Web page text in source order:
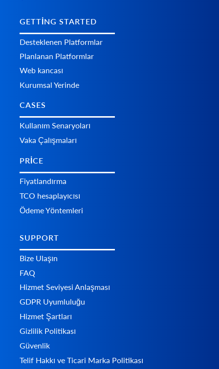
GETTING STARTED
Desteklenen Platformlar
Planlanan Platformlar
Web kancası
Kurumsal Yerinde
CASES
Kullanım Senaryoları
Vaka Çalışmaları
PRICE
Fiyatlandırma
TCO hesaplayıcısı
Ödeme Yöntemleri
SUPPORT
Bize Ulaşın
FAQ
Hizmet Seviyesi Anlaşması
GDPR Uyumluluğu
Hizmet Şartları
Gizlilik Politikası
Güvenlik
Telif Hakkı ve Ticari Marka Politikası